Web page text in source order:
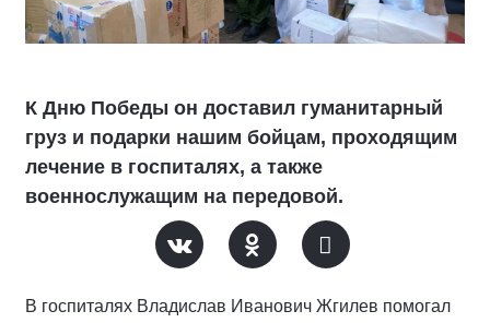
К Дню Победы он доставил гуманитарный
груз и подарки нашим бойцам, проходящим
лечение в госпиталях, а также
военнослужащим на передовой.
В госпиталях Владислав Иванович Жгилев помогал